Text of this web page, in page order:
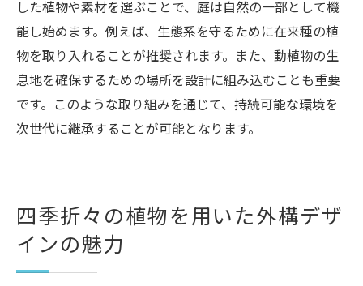
した植物や素材を選ぶことで、庭は自然の一部として機
能し始めます。例えば、生態系を守るために在来種の植
物を取り入れることが推奨されます。また、動植物の生
息地を確保するための場所を設計に組み込むことも重要
です。このような取り組みを通じて、持続可能な環境を
次世代に継承することが可能となります。
四季折々の植物を用いた外構デザ
インの魅力